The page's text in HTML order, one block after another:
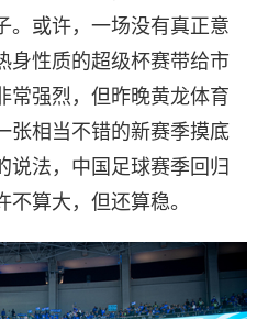
。或许，一场没有真正意
身性质的超级杯赛带给市
常强烈，但昨晚黄龙体育
张相当不错的新赛季摸底
说法，中国足球赛季回归
算大，但还算稳。